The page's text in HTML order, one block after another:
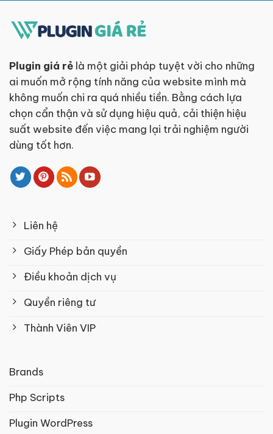
Plugin giá rẻ là một giải pháp tuyệt vời cho những
ai muốn mở rộng tính năng của website mình mà
không muốn chi ra quá nhiều tiền. Bằng cách lựa
chọn cẩn thận và sử dụng hiệu quả, cải thiện hiệu
suất website đến việc mang lại trải nghiệm người
dùng tốt hơn.
Liên hệ
Giấy Phép bản quyền
Điều khoản dịch vụ
Quyền riêng tư
Thành Viên VIP
Brands
Php Scripts
Plugin WordPress